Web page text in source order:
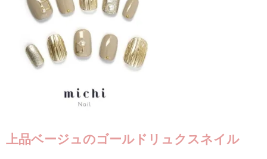
上品ベージュのゴールドリュクスネイル